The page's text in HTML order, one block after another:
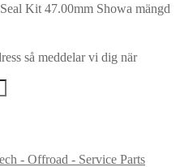
Kit 47.00mm Showa mängd
så meddelar vi dig när
- Offroad - Service Parts